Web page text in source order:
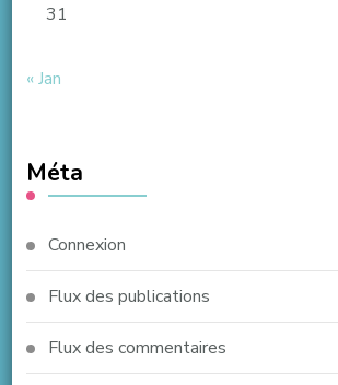
31
« Jan
Méta
Connexion
Flux des publications
Flux des commentaires